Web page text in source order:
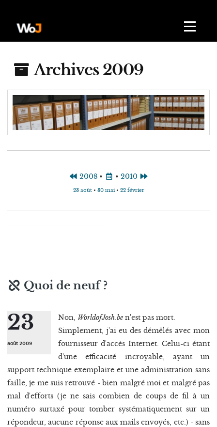
Archives 2009
2008 • • 2010
23 août• 30 mai• 22 février
Quoi de neuf ?
23
août 2009
Non, WorldofJosh.ben'est pas mort.
Simplement, j'ai eu des démêlés avec mon
fournisseur d'accès Internet. Celui-ci étant
d'une efficacité incroyable, ayant un
support technique exemplaire et une administration sans
faille, je me suis retrouvé - bien malgré moi et malgré pas
mal d'efforts (je ne sais combien de coups de fil à un
numéro surtaxé pour tomber systématiquement sur un
répondeur, aucune réponse aux mails envoyés, etc.) - sans